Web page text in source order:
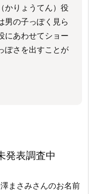
かりょうてん）役
男の子っぽく見ら
にあわせてショー
ぽさを出すことが
発表調査中
まさみさんのお名前